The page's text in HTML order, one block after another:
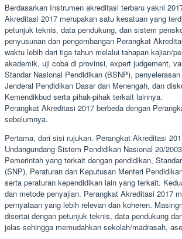
Berdasarkan Instrumen akreditasi terbaru yakni
Akreditasi 2017 merupakan satu kesatuan yang
petunjuk teknis, data pendukung, dan sistem
penyusunan dan pengembangan Perangkat
waktu lebih dari tiga tahun melalui tahapan kajian/
akademik, uji coba di provinsi, expert judgement,
Standar Nasional Pendidikan (BSNP),
Jenderal Pendidikan Dasar dan Menengah, dan
Kemendikbud serta pihak-pihak terkait lainnya.
Perangkat Akreditasi 2017 berbeda dengan
sebelumnya.
Pertama, dari sisi rujukan. Perangkat Akreditasi
Undangundang Sistem Pendidikan Nasional 20/
Pemerintah yang terkait dengan pendidikan,
(SNP), Peraturan dan Keputusan Menteri
serta peraturan kependidikan lain yang terkait.
dan metode penyajian. Perangkat Akreditasi 2017
pernyataan yang lebih relevan dan koheren.
disertai dengan petunjuk teknis, data pendukung
jelas sehingga memudahkan sekolah/madrasah,